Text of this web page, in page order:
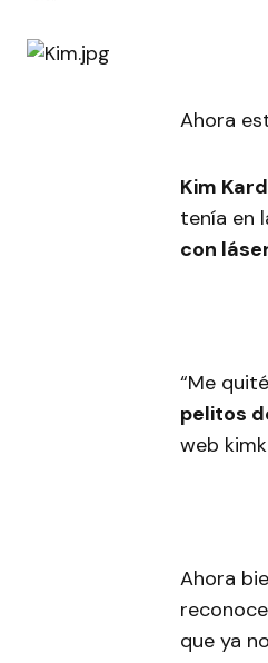
Ahora
Kim
tenía en
con
“Me
pelitos
web
Ahora
que ya